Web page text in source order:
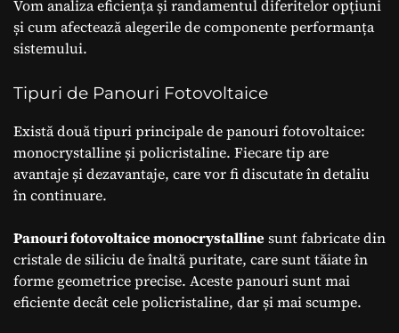
Vom analiza eficiența și randamentul diferitelor opțiuni
și cum afectează alegerile de componente performanța
sistemului.
Tipuri de Panouri Fotovoltaice
Există două tipuri principale de panouri fotovoltaice:
monocrystalline și policristaline. Fiecare tip are
avantaje și dezavantaje, care vor fi discutate în detaliu
în continuare.
Panouri fotovoltaice monocrystallinesunt fabricate din
cristale de siliciu de înaltă puritate, care sunt tăiate în
forme geometrice precise. Aceste panouri sunt mai
eficiente decât cele policristaline, dar și mai scumpe.